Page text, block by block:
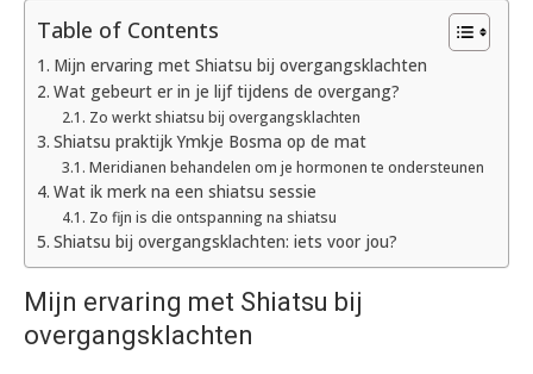
Table of Contents
Mijn ervaring met Shiatsu bij overgangsklachten
Wat gebeurt er in je lijf tijdens de overgang?
Zo werkt shiatsu bij overgangsklachten
Shiatsu praktijk Ymkje Bosma op de mat
Meridianen behandelen om je hormonen te ondersteunen
Wat ik merk na een shiatsu sessie
Zo fijn is die ontspanning na shiatsu
Shiatsu bij overgangsklachten: iets voor jou?
Mijn ervaring met Shiatsu bij
overgangsklachten